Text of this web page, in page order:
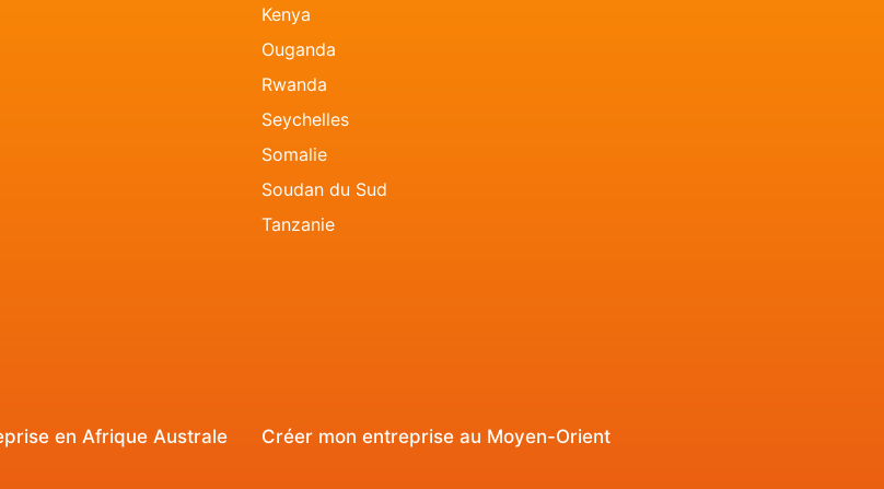
Kenya
Ouganda
Rwanda
Seychelles
Somalie
Soudan du Sud
Tanzanie
en Afrique Australe Créer mon entreprise au Moyen-Orient